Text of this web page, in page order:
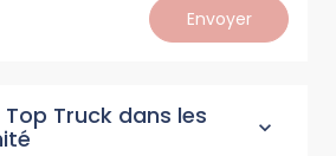
Envoyer
Truck dans les